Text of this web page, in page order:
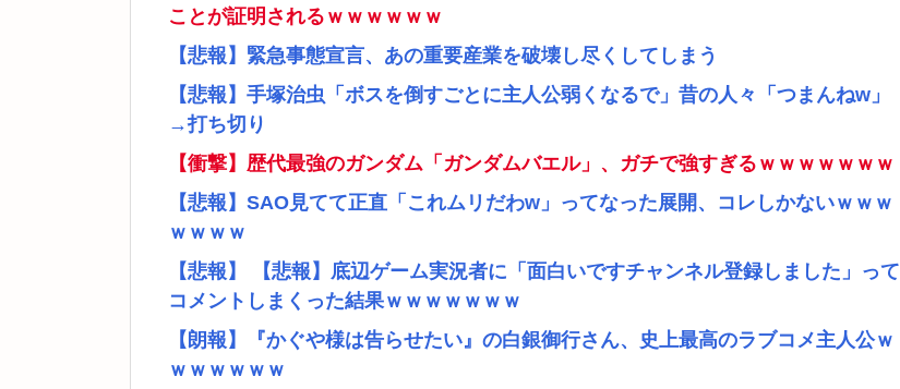
ことが証明されるｗｗｗｗｗｗ
【悲報】緊急事態宣言、あの重要産業を破壊し尽くしてしまう
【悲報】手塚治虫「ボスを倒すごとに主人公弱くなるで」昔の人々「つまんねw」
→打ち切り
【衝撃】歴代最強のガンダム「ガンダムバエル」、ガチで強すぎるｗｗｗｗｗｗｗ
【悲報】SAO見てて正直「これムリだわw」ってなった展開、コレしかないｗｗｗ
ｗｗｗｗ
【悲報】 【悲報】底辺ゲーム実況者に「面白いですチャンネル登録しました」って
コメントしまくった結果ｗｗｗｗｗｗｗ
【朗報】『かぐや様は告らせたい』の白銀御行さん、史上最高のラブコメ主人公ｗ
ｗｗｗｗｗｗ